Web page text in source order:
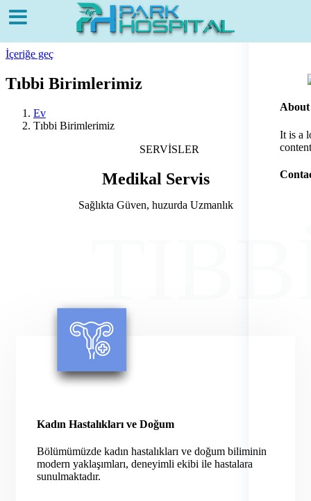
About
It is a
İçeriğe geç
Tıbbi Birimlerimiz
Ev
Tıbbi Birimlerimiz
SERVISLER
Medikal Servis
Sağlıkta Güven, huzurda Uzmanlık
Kadın Hastalıkları ve Doğum
Bölümümüzde kadın hastalıkları ve doğum biliminin
modern yaklaşımları, deneyimli ekibi ile hastalara
sunulmaktadır.